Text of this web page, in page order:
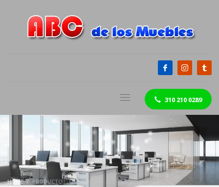
310 210 0289
HOME PRODUCTO